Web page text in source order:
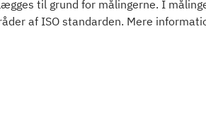
til grund for målingerne. I
af ISO standarden. Mere